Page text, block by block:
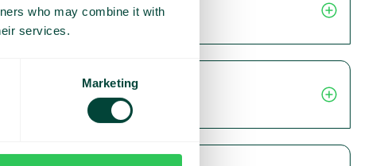
who may combine it with
services.
Marketing